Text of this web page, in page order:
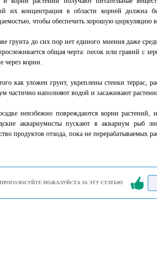
их концентрация в области корней должна
чтобы обеспечить хорошую циркуляцию
грунта до сих пор нет единого мнения даже
общая черта: песок или гравий с
через корни.
как уложен грунт, укреплены стенки террас,
частично наполняют водой и засаживают
неизбежно повреждаются корни растений,
аквариумисты пускают в аквариум рыб
продуктов отхода, пока не перерабатываемых
ПРОГОЛОСУЙТЕ ПОЖАЛУЙСТА ЗА ЭТУ СТАТЬЮ